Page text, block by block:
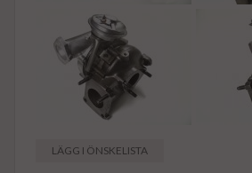
LÄGG I ÖNSKELISTA